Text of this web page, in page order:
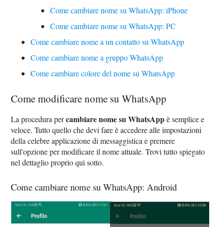
Come cambiare nome su WhatsApp: iPhone
Come cambiare nome su WhatsApp: PC
Come cambiare nome a un contatto su WhatsApp
Come cambiare nome a gruppo WhatsApp
Come cambiare colore del nome su WhatsApp
Come modificare nome su WhatsApp
La procedura percambiare nome su WhatsAppè semplice e
veloce. Tutto quello che devi fare è accedere alle impostazioni
della celebre applicazione di messaggistica e premere
sull'opzione per modificare il nome attuale. Trovi tutto spiegato
nel dettaglio proprio qui sotto.
Come cambiare nome su WhatsApp: Android